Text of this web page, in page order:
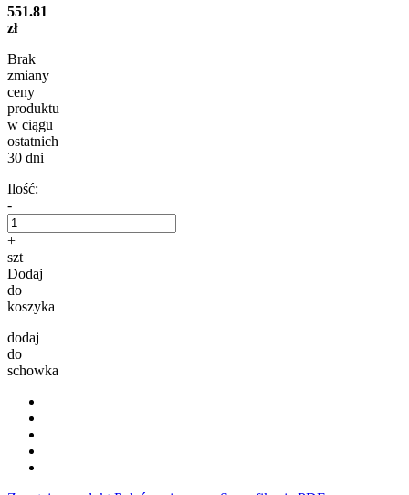
551.81
zł
Brak
zmiany
ceny
produktu
w ciągu
ostatnich
30 dni
Ilość:
-
+
szt
Dodaj
do
koszyka
dodaj
do
schowka